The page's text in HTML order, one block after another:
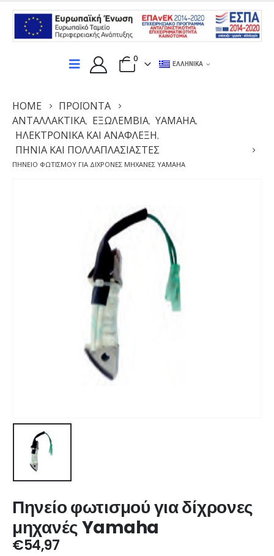
0
ΕΛΛΗΝΙΚΆ
HOME
ΠΡΟΪΌΝΤΑ
ΑΝΤΑΛΛΑΚΤΙΚΆ, ΕΞΩΛΕΜΒΙΑ, YAMAHA,
ΗΛΕΚΤΡΟΝΙΚΆ ΚΑΙ ΑΝΆΦΛΕΞΗ,
ΠΗΝΊΑ ΚΑΙ ΠΟΛΛΑΠΛΑΣΙΑΣΤΈΣ
ΠΗΝΕΊΟ ΦΩΤΙΣΜΟΎ ΓΙΑ ΔΊΧΡΟΝΕΣ ΜΗΧΑΝΈΣ YAMAHA
Πηνείο φωτισμού για δίχρονες
μηχανές Yamaha
€54,97